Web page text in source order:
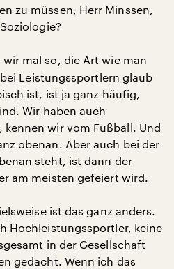
zu müssen, Herr Minssen,
wir mal so, die Art wie man
Leistungssportlern glaub
ist, ist ja ganz häufig,
Wir haben auch
wir vom Fußball. Und
obenan. Aber auch bei der
steht, ist dann der
am meisten gefeiert wird.
ist das ganz anders.
Hochleistungssportler, keine
in der Gesellschaft
gedacht. Wenn ich das